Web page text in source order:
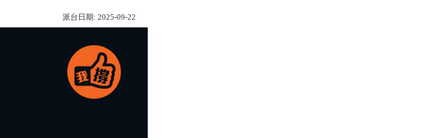
派台日期: 2025-09-22